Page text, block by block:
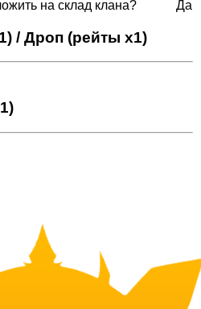
на склад клана?
Да
/ Дроп (рейты x1)